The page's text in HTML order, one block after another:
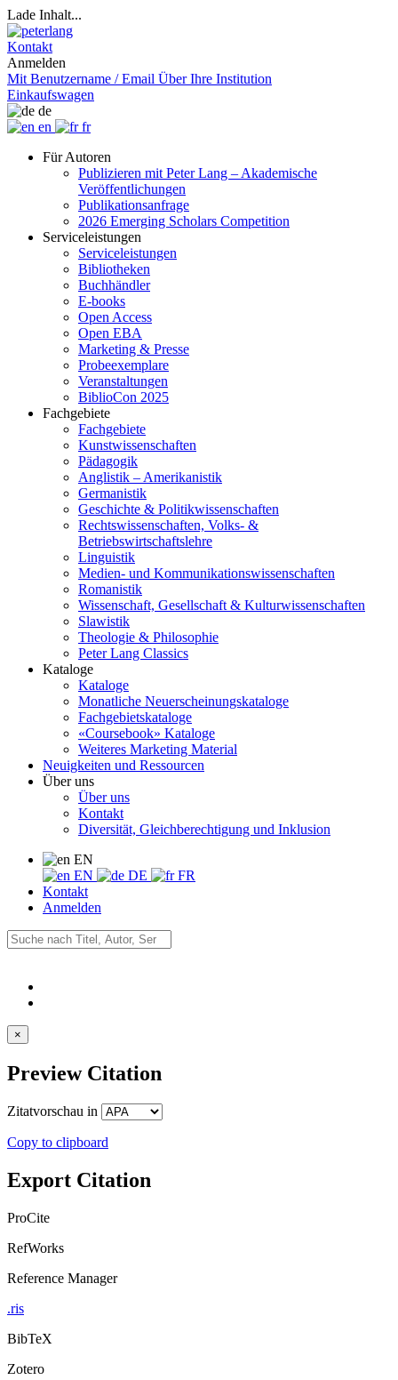
Lade Inhalt...
Kontakt
Anmelden
Mit Benutzername / Email Über Ihre Institution
Einkaufswagen
de
en
fr
Für Autoren
Publizieren mit Peter Lang – Akademische
Veröffentlichungen
Publikationsanfrage
2026 Emerging Scholars Competition
Serviceleistungen
Serviceleistungen
Bibliotheken
Buchhändler
E-books
Open Access
Open EBA
Marketing & Presse
Probeexemplare
Veranstaltungen
BiblioCon 2025
Fachgebiete
Fachgebiete
Kunstwissenschaften
Pädagogik
Anglistik – Amerikanistik
Germanistik
Geschichte & Politikwissenschaften
Rechtswissenschaften, Volks- &
Betriebswirtschaftslehre
Linguistik
Medien- und Kommunikationswissenschaften
Romanistik
Wissenschaft, Gesellschaft & Kulturwissenschaften
Slawistik
Theologie & Philosophie
Peter Lang Classics
Kataloge
Kataloge
Monatliche Neuerscheinungskataloge
Fachgebietskataloge
«Coursebook» Kataloge
Weiteres Marketing Material
Neuigkeiten und Ressourcen
Über uns
Über uns
Kontakt
Diversität, Gleichberechtigung und Inklusion
EN
EN
DE
FR
Kontakt
Anmelden
×
Preview Citation
Zitatvorschau in
Copy to clipboard
Export Citation
ProCite
RefWorks
Reference Manager
.ris
BibTeX
Zotero